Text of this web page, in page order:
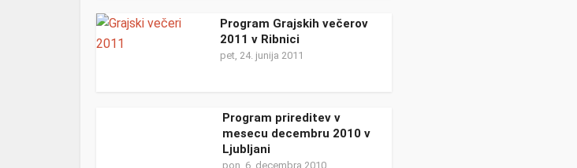
Program Grajskih večerov
2011 v Ribnici
pet, 24. junija 2011
Program prireditev v
mesecu decembru 2010 v
Ljubljani
pon, 6. decembra 2010